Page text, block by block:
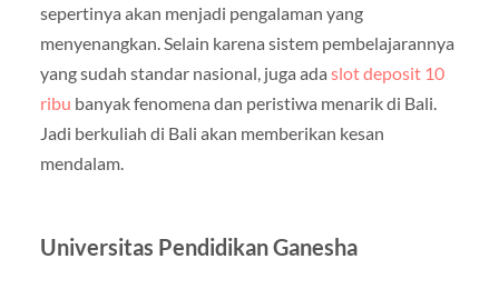
sepertinya akan menjadi pengalaman yang
menyenangkan. Selain karena sistem pembelajarannya
yang sudah standar nasional, juga ada slot deposit 10
ribu banyak fenomena dan peristiwa menarik di Bali.
Jadi berkuliah di Bali akan memberikan kesan
mendalam.
Universitas Pendidikan Ganesha